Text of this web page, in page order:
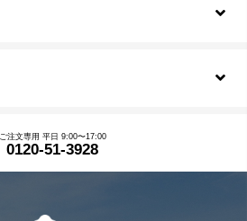
ご注文専用 平日 9:00〜17:00
0120-51-3928